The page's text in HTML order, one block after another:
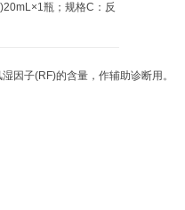
瓶；规格C：反
因子(RF)的含量，作辅助诊断用。